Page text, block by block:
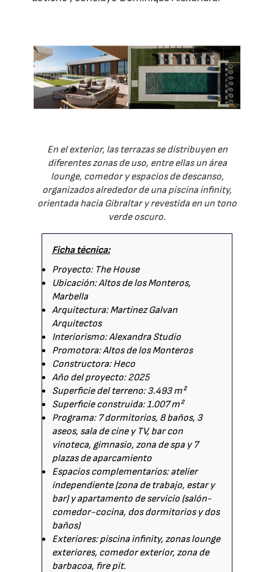
En el exterior, las terrazas se distribuyen en
diferentes zonas de uso, entre ellas un área
lounge, comedor y espacios de descanso,
organizados alrededor de una piscina infinity,
orientada hacia Gibraltar y revestida en un tono
verde oscuro.
Ficha técnica:
Proyecto: The House
Ubicación: Altos de los Monteros,
Marbella
Arquitectura: Martinez Galvan
Arquitectos
Interiorismo: Alexandra Studio
Promotora: Altos de los Monteros
Constructora: Heco
Año del proyecto: 2025
Superficie del terreno: 3.493 m²
Superficie construida: 1.007 m²
Programa: 7 dormitorios, 8 baños, 3
aseos, sala de cine y TV, bar con
vinoteca, gimnasio, zona de spa y 7
plazas de aparcamiento
Espacios complementarios: atelier
independiente (zona de trabajo, estar y
bar) y apartamento de servicio (salón-
comedor-cocina, dos dormitorios y dos
baños)
Exteriores: piscina infinity, zonas lounge
exteriores, comedor exterior, zona de
barbacoa, fire pit.